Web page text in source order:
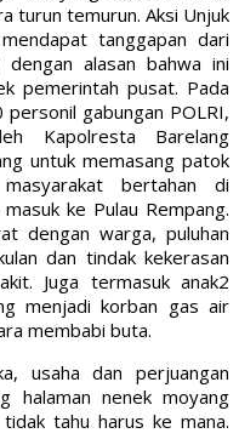
turun temurun. Aksi Unjuk
tanggapan dari
alasan bahwa ini
pemerintah pusat. Pada
gabungan POLRI,
Kapolresta Barelang
untuk memasang patok
bertahan di
ke Pulau Rempang.
dengan warga, puluhan
dan tindak kekerasan
Juga termasuk anak2
menjadi korban gas air
membabi buta.
usaha dan perjuangan
halaman nenek moyang
tahu harus ke mana.